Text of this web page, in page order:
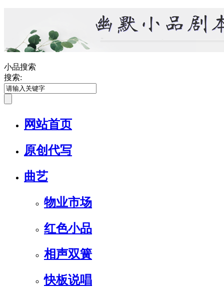
小品搜索
搜索:
网站首页
原创代写
曲艺
物业市场
红色小品
相声双簧
快板说唱